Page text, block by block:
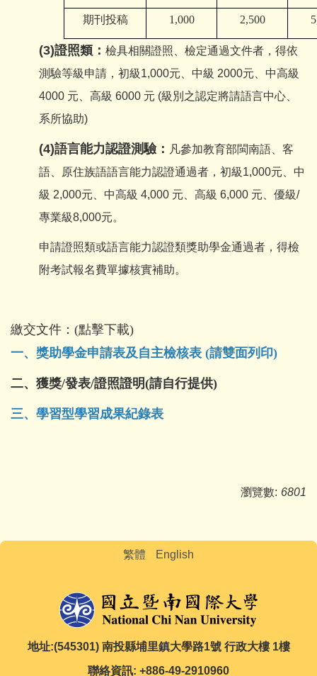
期刊投稿 1,000 2,500
(3)證照類： 檢具相關證照、檢定通過文件者，得依
測驗等級申請，初級1,000元、中級 2000元、中高級
4000 元、高級 6000 元 (級別之認定將請語言中心、
系所協助)
(4)語言能力認證測驗： 凡參加教育部閩南語、客
語、原住族語語言能力認證通過者，初級1,000元、中
級 2,000元、中高級 4,000 元、高級 6,000 元、優級/
專業級8,000元。
申請證照類或語言能力認證類獎助學金通過者，得檢
附考試報名費單據核實補助。
繳交文件：(點擊下載)
一、 獎助學金申請表及自主檢核表 (請雙面列印)
二、獲獎/發表/證照證明(請自行提供)
三、 學習型學習成果紀錄表
瀏覽數: 6801
繁體 English
地址:(545301) 南投縣埔里鎮大學路1號 行政大樓 1樓
聯絡資訊: +886-49-2910960